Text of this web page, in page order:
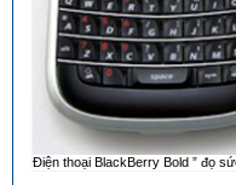
Điện thoại BlackBerry Bold ” đọ